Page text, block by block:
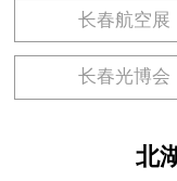
长春航空展
长春光博会
北